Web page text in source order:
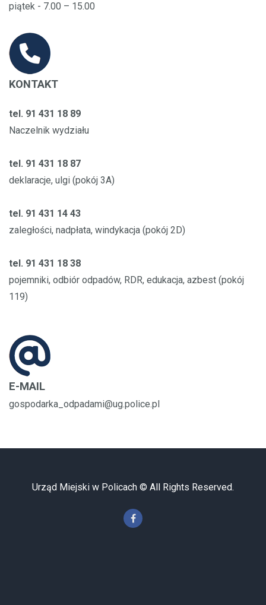
piątek - 7.00 – 15.00
KONTAKT
tel. 91 431 18 89
Naczelnik wydziału
tel. 91 431 18 87
deklaracje, ulgi (pokój 3A)
tel. 91 431 14 43
zaległości, nadpłata, windykacja (pokój 2D)
tel. 91 431 18 38
pojemniki, odbiór odpadów, RDR, edukacja, azbest (pokój
119)
E-MAIL
gospodarka_odpadami@ug.police.pl
Urząd Miejski w Policach © All Rights Reserved.